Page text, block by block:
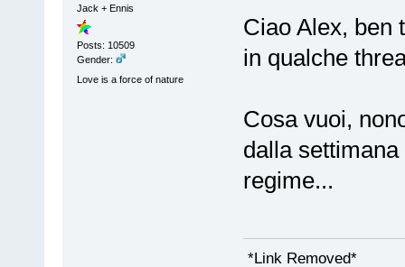
Jack + Ennis
Posts: 10509
Gender:
Love is a force of nature
Ciao Alex, ben
in qualche
Cosa vuoi,
dalla
regime...
*Link Removed*